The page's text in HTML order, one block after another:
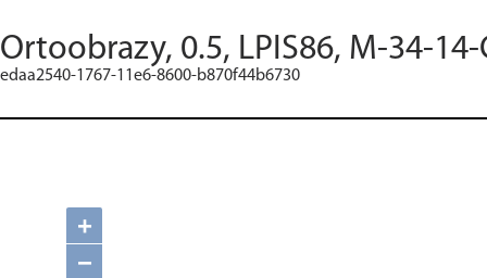
Ortoobrazy, 0.5, LPIS86, M-34-14-
edaa2540-1767-11e6-8600-b870f44b6730
+
−